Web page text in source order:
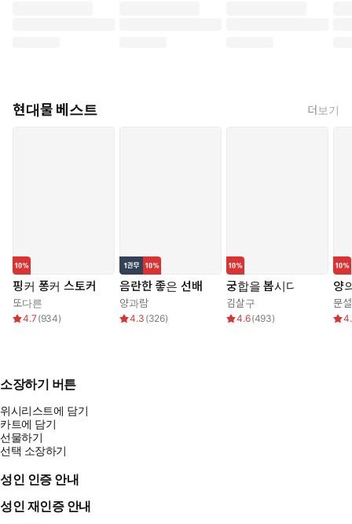
현대물 베스트 더보기
핑커 퐁커 스토커
또다른
4.7 (934)
음란한 좋은 선배
양과람
4.3 (326)
궁합을 봅시다
김살구
4.6(493)
양
문
소장하기 버튼
위시리스트에 담기
카트에 담기
선물하기
선택 소장하기
성인 인증 안내
성인 재인증 안내